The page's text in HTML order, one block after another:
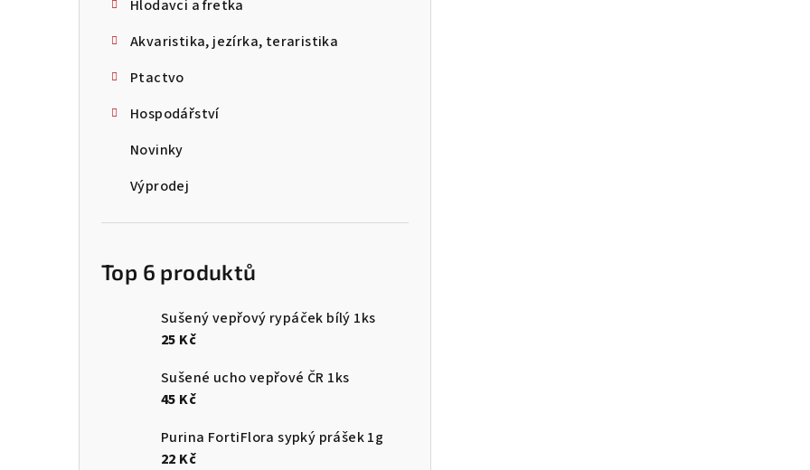
Hlodavci a fretka
Akvaristika, jezírka, teraristika
Ptactvo
Hospodářství
Novinky
Výprodej
Top 6 produktů
Sušený vepřový rypáček bílý 1ks
25 Kč
Sušené ucho vepřové ČR 1ks
45 Kč
Purina FortiFlora sypký prášek 1g
22 Kč